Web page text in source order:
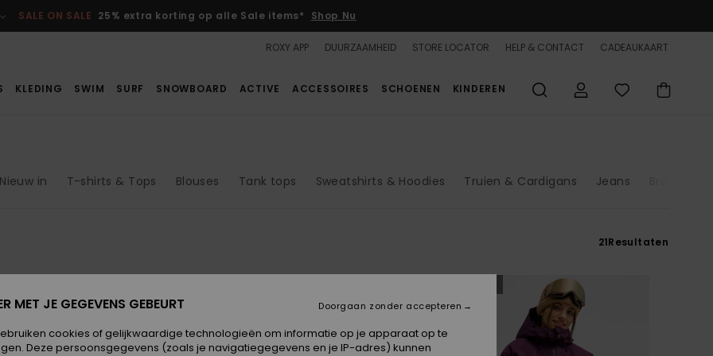
SALE ON SALE 25% extra korting op alle Sale items* Shop Nu
ROXY APP DUURZAAMHEID STORE LOCATOR HELP & CONTACT CADEAUKAART
KLEDING SWIM SURF SNOWBOARD ACTIVE ACCESSOIRES SCHOENEN KINDEREN
Nieuw in T-shirts & Tops Blouses Tank tops Sweatshirts & Hoodies Truien & Cardigans Jeans
21Resultaten
MET JE GEGEVENS GEBEURT
cookies of gelijkwaardige technologieën om informatie op je apparaat op te
Deze persoonsgegevens (zoals je navigatiegegevens en je IP-adres) kunnen
Doorgaan zonder accepteren